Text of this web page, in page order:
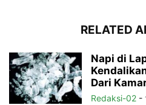
RELATED
Napi di
Dari
Redaksi-02 -